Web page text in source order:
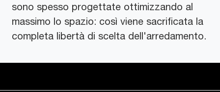
sono spesso progettate ottimizzando al
massimo lo spazio: così viene sacrificata la
completa libertà di scelta dell'arredamento.